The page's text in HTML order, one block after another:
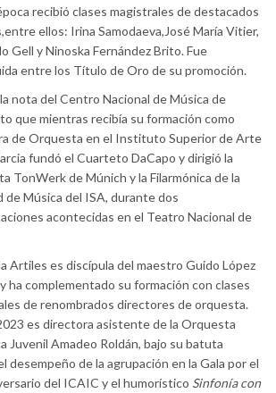
recibió clases magistrales de destacados
ellos: Irina Samodaeva,José María Vitier,
Gell y Ninoska Fernández Brito. Fue
entre los Título de Oro de su promoción.
nota del Centro Nacional de Música de
que mientras recibía su formación como
de Orquesta en el Instituto Superior de Arte
fundó el Cuarteto DaCapo y dirigió la
TonWerk de Múnich y la Filarmónica de la
de Música del ISA, durante dos
acontecidas en el Teatro Nacional de
Artiles es discípula del maestro Guido López
ha complementado su formación con clases
de renombrados directores de orquesta.
es directora asistente de la Orquesta
Juvenil Amadeo Roldán, bajo su batuta
desempeño de la agrupación en la Gala por el
del ICAIC y el humorístico Sinfonía con